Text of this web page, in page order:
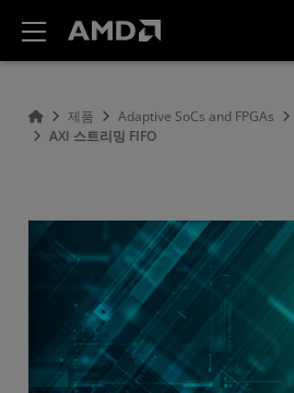
제품 Adaptive SoCs and FPGAs
AXI 스트리밍 FIFO